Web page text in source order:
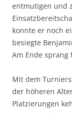
entmutigen und
konnte er noch
besiegte
Am Ende sprang
Mit dem
der höheren
Platzierungen